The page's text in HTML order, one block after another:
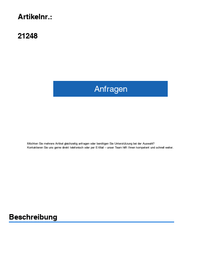
Artikelnr.:
21248
Anfragen
Möchten Sie mehrere Artikel gleichzeitig anfragen oder benötigen Sie Unterstützung bei der Auswahl?
Kontaktieren Sie uns gerne direkt telefonisch oder per E-Mail – unser Team hilft Ihnen kompetent und schnell weiter.
Beschreibung